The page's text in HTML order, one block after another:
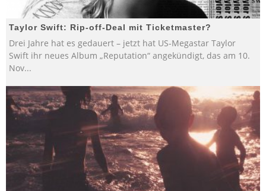
Taylor Swift: Rip-off-Deal mit Ticketmaster?
Drei Jahre hat es gedauert – jetzt hat US-Megastar Taylor
Swift ihr neues Album „Reputation“ angekündigt, das am 10.
Nov...